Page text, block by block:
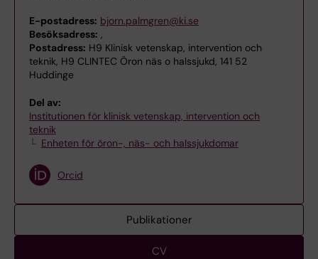
E-postadress: bjorn.palmgren@ki.se
Besöksadress: ,
Postadress: H9 Klinisk vetenskap, intervention och
teknik, H9 CLINTEC Öron näs o halssjukd, 141 52
Huddinge
Del av:
Institutionen för klinisk vetenskap, intervention och
teknik
Enheten för öron-, näs- och halssjukdomar
Orcid
Publikationer
CV